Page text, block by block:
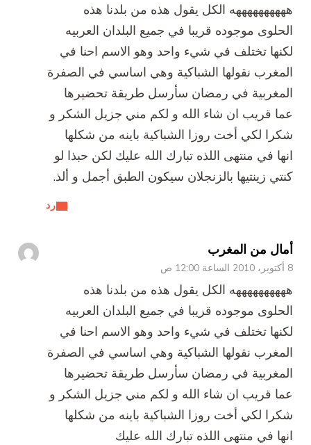
رد
ههههههههههه الكل يقول هذه من بلدنا هذه
الحلوى موجوده قريبا في جميع البلدان العربيه
لكنها تختلف في شيء واحد وهو الاسم احنا في
المغرب نقولها الشباكية وهي اساسي في الصفرة
المغربية في رمضان سأرسل طريقة تحضيرها
عما قريب ان شاء الله و لكم مني جزيل الشكر و
شكرا لكي أخت روزا الشباكية باينه من شكلها
انها في منتهى اللذه تبارك الله عليك لكن حبذا لو
كنتي زينتيها بالزنجلان سيكون الطبق أجمل و ألذ.
أمال من المغرب
8 أكتوبر، 2010 الساعة 12:00 ص
ههههههههههه الكل يقول هذه من بلدنا هذه
الحلوى موجوده قريبا في جميع البلدان العربيه
لكنها تختلف في شيء واحد وهو الاسم احنا في
المغرب نقولها الشباكية وهي اساسي في الصفرة
المغربية في رمضان سأرسل طريقة تحضيرها
عما قريب ان شاء الله و لكم مني جزيل الشكر و
شكرا لكي أخت روزا الشباكية باينه من شكلها
انها في منتهى اللذه تبارك الله عليك